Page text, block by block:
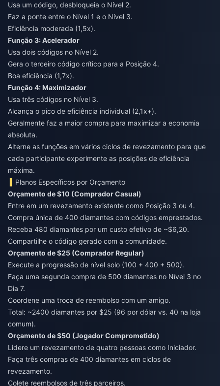
Usa um código, desbloqueia o Nível 2.
Faz a ponte entre o Nível 1 e o Nível 3.
Eficiência moderada (1,5x).
Função 3: Acelerador
Usa dois códigos no Nível 2.
Gera o terceiro código crítico para a Posição 4.
Boa eficiência (1,7x).
Função 4: Maximizador
Usa três códigos no Nível 3.
Alcança o pico de eficiência individual (2,1x+).
Geralmente faz a maior compra para maximizar a economia
absoluta.
Alterne as funções em vários ciclos de revezamento para que
cada participante experimente as posições de eficiência
máxima.
Planos Específicos por Orçamento
Orçamento de $10 (Comprador Casual)
Entre em um revezamento existente como Posição 3 ou 4.
Compra única de 400 diamantes com códigos emprestados.
Receba 480 diamantes por um custo efetivo de ~$6,20.
Compartilhe o código gerado com a comunidade.
Orçamento de $25 (Comprador Regular)
Execute a progressão de nível solo (100 + 400 + 500).
Faça uma segunda compra de 500 diamantes no Nível 3 no
Dia 7.
Coordene uma troca de reembolso com um amigo.
Total: ~2400 diamantes por $25 (96 por dólar vs. 40 na loja
comum).
Orçamento de $50 (Jogador Comprometido)
Lidere um revezamento de quatro pessoas como Iniciador.
Faça três compras de 400 diamantes em ciclos de
revezamento.
Colete reembolsos de três parceiros.